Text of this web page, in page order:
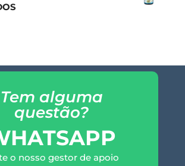
Tem alguma
questão?
o nosso gestor de apoio